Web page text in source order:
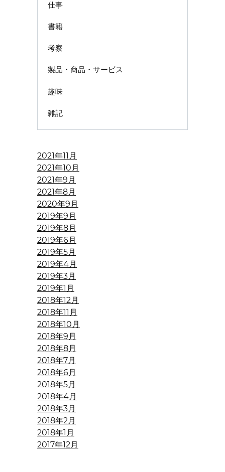
仕事
書籍
考察
製品・商品・サービス
趣味
雑記
2021年11月
2021年10月
2021年9月
2021年8月
2020年9月
2019年9月
2019年8月
2019年6月
2019年5月
2019年4月
2019年3月
2019年1月
2018年12月
2018年11月
2018年10月
2018年9月
2018年8月
2018年7月
2018年6月
2018年5月
2018年4月
2018年3月
2018年2月
2018年1月
2017年12月